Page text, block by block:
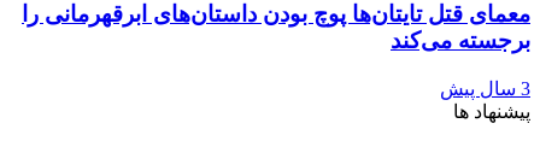
معمای قتل تایتان‌ها پوچ بودن داستان‌های ابرقهرمانی را
برجسته می‌کند
3 سال پیش
پیشنهاد ها